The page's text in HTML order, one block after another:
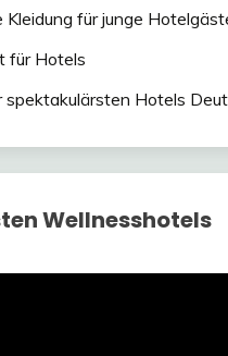
Kleidung für junge
für Hotels
spektakulärsten Hotels
Wellnesshotels